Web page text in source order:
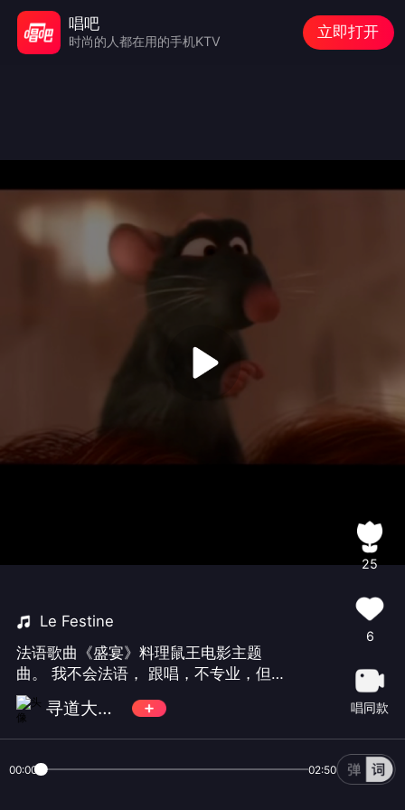
Le Festine
法语歌曲《盛宴》料理鼠王电影主题
曲。 我不会法语， 跟唱，不专业，但我
相信人人皆可烹饪（唱歌）🎤
寻道大千 - 敖焱
25
6
唱同款
00:00 02:50
唱吧
时尚的人都在用的手机KTV
立即打开